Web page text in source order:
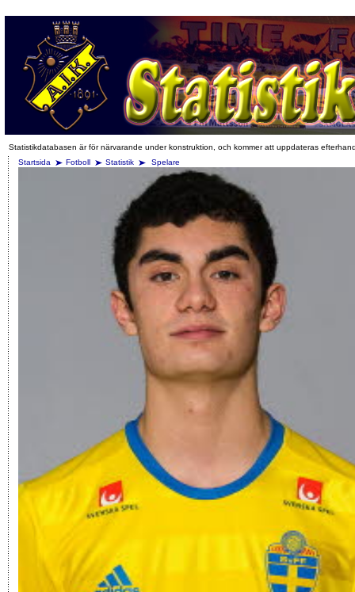
Statistikdatabasen är för närvarande under konstruktion, och kommer att uppdateras
Startsida
Fotboll Statistik Spelare